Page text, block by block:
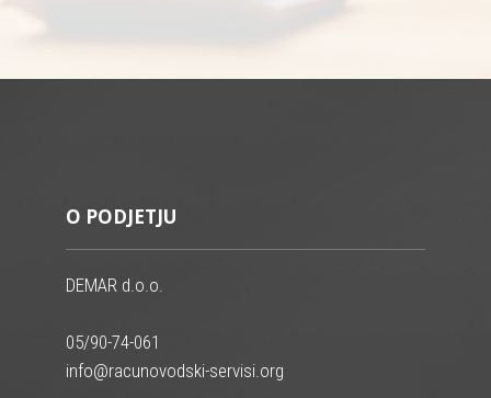
O PODJETJU
DEMAR d.o.o.
05/90-74-061
info@racunovodski-servisi.org